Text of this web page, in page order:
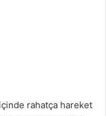
rahatça hareket